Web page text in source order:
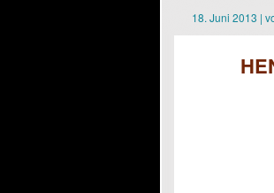
18. Juni 2013 |